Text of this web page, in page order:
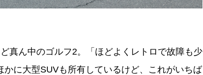
真ん中のゴルフ2。「ほどよくレトロで故障も少
に大型SUVも所有しているけど、これがいちば